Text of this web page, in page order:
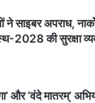
साइबर अपराध,
2028 की सुरक्षा
और ‘वंदे मातरम्’